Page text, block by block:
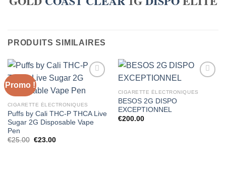
PRODUITS SIMILAIRES
Promo !
CIGARETTE ÉLECTRONIQUES
Puffs by Cali THC-P THCA Live
Sugar 2G Disposable Vape
Pen
€25.00 Le
€23.00Le
CIGARETTE ÉLECTRONIQUES
BESOS 2G DISPO
EXCEPTIONNEL
€200.00